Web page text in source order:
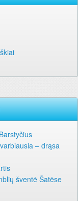
– drąsa
šventė Šatėse